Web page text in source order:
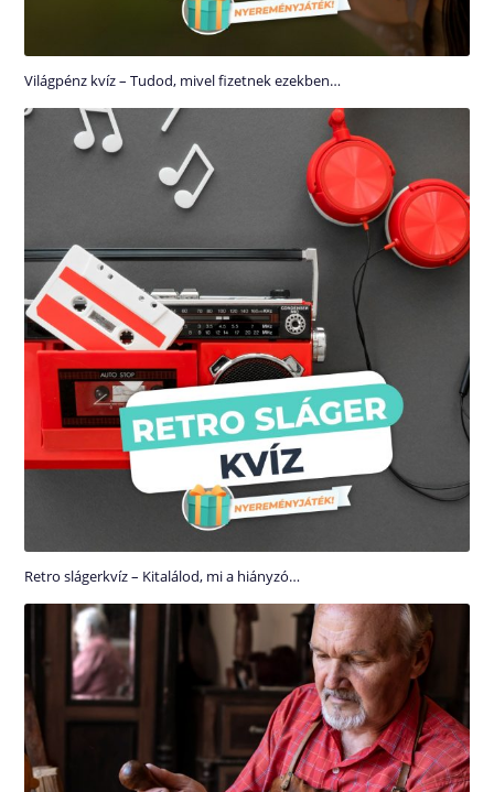
Világpénz kvíz – Tudod, mivel fizetnek ezekben…
Retro slágerkvíz – Kitalálod, mi a hiányzó…